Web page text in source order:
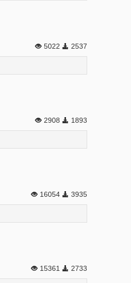
5022 2537
2908 1893
16054 3935
15361 2733